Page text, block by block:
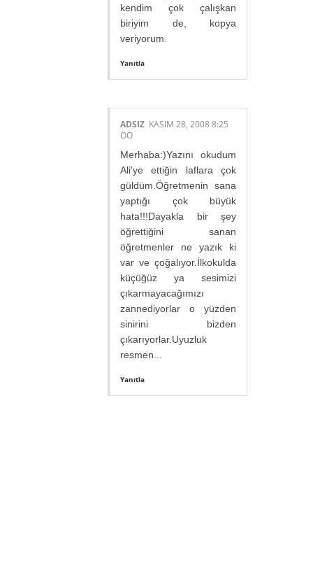
kendim çok çalışkan
biriyim de, kopya
veriyorum.
Yanıtla
ADSIZ KASIM 28, 2008 8:25
ÖÖ
Merhaba:)Yazını okudum
Ali'ye ettiğin laflara çok
güldüm.Öğretmenin sana
yaptığı çok büyük
hata!!!Dayakla bir şey
öğrettiğini sanan
öğretmenler ne yazık ki
var ve çoğalıyor.İlkokulda
küçüğüz ya sesimizi
çıkarmayacağımızı
zannediyorlar o yüzden
sinirini bizden
çıkarıyorlar.Uyuzluk
resmen...
Yanıtla